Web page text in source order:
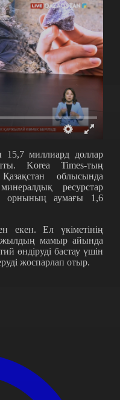
15,7 миллиард доллар
Korea Times-тың
облысында
ресурстар
орнының аумағы 1,6
екен. Ел үкіметінің
мамыр айында
өндіруді бастау үшін
жоспарлап отыр.